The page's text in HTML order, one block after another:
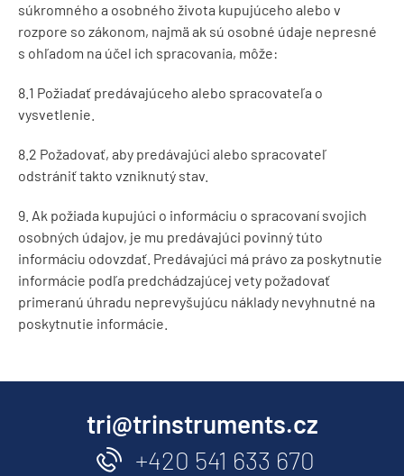
súkromného a osobného života kupujúceho alebo v
rozpore so zákonom, najmä ak sú osobné údaje nepresné
s ohľadom na účel ich spracovania, môže:
8.1 Požiadať predávajúceho alebo spracovateľa o
vysvetlenie.
8.2 Požadovať, aby predávajúci alebo spracovateľ
odstrániť takto vzniknutý stav.
9. Ak požiada kupujúci o informáciu o spracovaní svojich
osobných údajov, je mu predávajúci povinný túto
informáciu odovzdať. Predávajúci má právo za poskytnutie
informácie podľa predchádzajúcej vety požadovať
primeranú úhradu neprevyšujúcu náklady nevyhnutné na
poskytnutie informácie.
tri@trinstruments.cz
+420 541 633 670